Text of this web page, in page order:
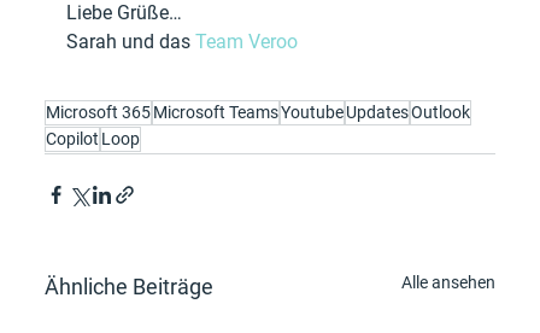
Liebe Grüße…
Sarah und das Team Veroo
Microsoft 365Microsoft TeamsYoutubeUpdatesOutlook
Copilot Loop
Ähnliche Beiträge Alle ansehen